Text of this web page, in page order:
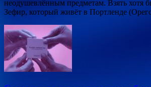
неодушевлённым предметам. Взять хотя
Зефир, который живёт в Портленде